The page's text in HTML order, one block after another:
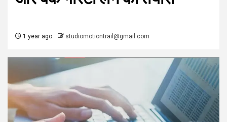
1 year ago studiomotiontrail@gmail.com